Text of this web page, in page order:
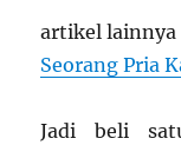
artikel
Seorang Pria
Jadi beli